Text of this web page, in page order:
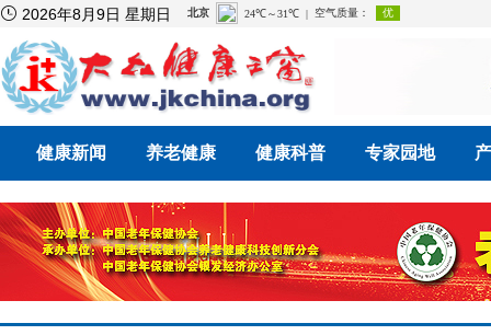
 2026年8月9日 星期日
健康新闻 养老健康 健康科普 专家园地